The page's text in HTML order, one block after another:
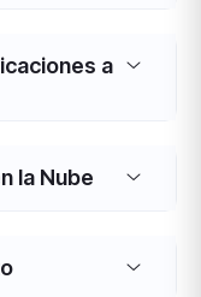
a
la Nube